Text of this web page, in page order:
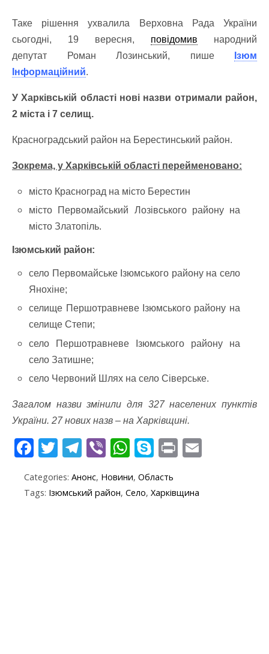
Таке рішення ухвалила Верховна Рада України
сьогодні, 19 вересня, повідомив народний
депутат Роман Лозинський, пише
Ізюм
Інформаційний.
У Харківській області нові назви отримали район,
2 міста і 7 селищ.
Красноградський район на Берестинський район.
Зокрема, у Харківській області перейменовано:
місто Красноград на місто Берестин
місто Первомайський Лозівського району на
місто Златопіль.
Ізюмський район:
село Первомайське Ізюмського району на село
Янохіне;
селище Першотравневе Ізюмського району на
селище Степи;
село Першотравневе Ізюмського району на
село Затишне;
село Червоний Шлях на село Сіверське.
Загалом назви змінили для 327 населених пунктів
України. 27 нових назв – на Харківщині.
F
e
b
T
itt
T
e
gr
Vi
er
W
at
S
y
p
Pr
t
Categories: Анонс, Новини, Область
Tags: Ізюмський район, Село, Харківщина